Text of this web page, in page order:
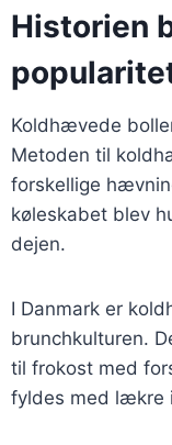
Historien
Koldhævede
Metoden til
forskellige
køleskabet blev
dejen.
I Danmark er
brunchkulturen.
til frokost med
fyldes med lækre